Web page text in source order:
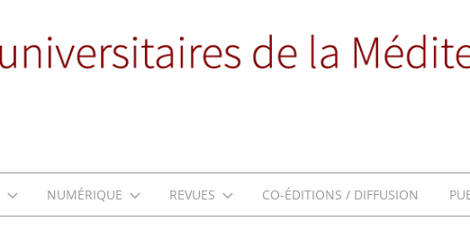
NUMÉRIQUE REVUES CO-ÉDITIONS / DIFFUSION